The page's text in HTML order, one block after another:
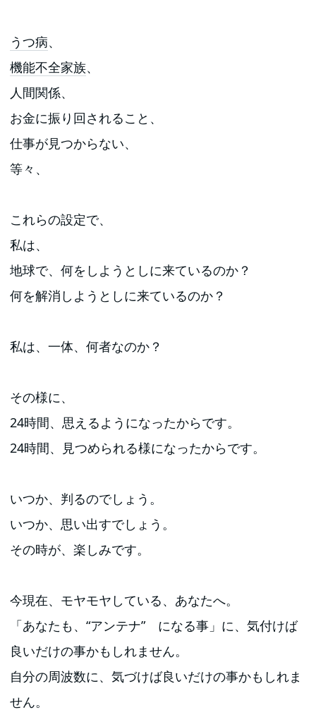
うつ病、
機能不全家族、
人間関係、
お金に振り回されること、
仕事が見つからない、
等々、
これらの設定で、
私は、
地球で、何をしようとしに来ているのか？
何を解消しようとしに来ているのか？
私は、一体、何者なのか？
その様に、
24時間、思えるようになったからです。
24時間、見つめられる様になったからです。
いつか、判るのでしょう。
いつか、思い出すでしょう。
その時が、楽しみです。
今現在、モヤモヤしている、あなたへ。
「あなたも、“アンテナ” になる事」に、気付けば
良いだけの事かもしれません。
自分の周波数に、気づけば良いだけの事かもしれま
せん。